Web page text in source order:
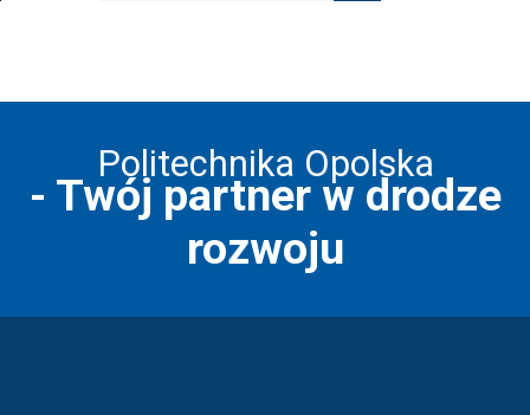
Politechnika Opolska
- Twój partner w drodze
rozwoju